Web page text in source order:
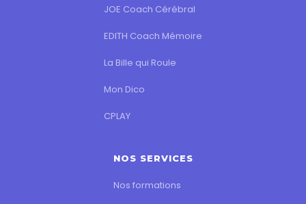
JOE Coach Cérébral
EDITH Coach Mémoire
La Bille qui Roule
Mon Dico
CPLAY
NOS SERVICES
Nos formations